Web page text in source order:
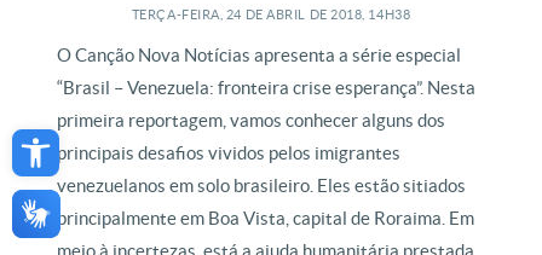
Open toolbar
TERÇA-FEIRA, 24 DE ABRIL DE 2018, 14H38
O Canção Nova Notícias apresenta a série especial
“Brasil – Venezuela: fronteira crise esperança”. Nesta
primeira reportagem, vamos conhecer alguns dos
principais desafios vividos pelos imigrantes
venezuelanos em solo brasileiro. Eles estão sitiados
principalmente em Boa Vista, capital de Roraima. Em
meio à incertezas, está a ajuda humanitária prestada